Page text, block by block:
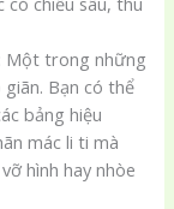
Một trong những
Bạn có thể
bảng hiệu
mác li ti mà
hình hay nhòe